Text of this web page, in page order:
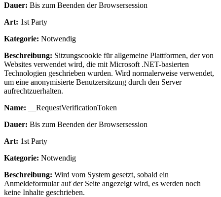
Dauer: Bis zum Beenden der Browsersession
Art: 1st Party
Kategorie: Notwendig
Beschreibung: Sitzungscookie für allgemeine Plattformen, der von
Websites verwendet wird, die mit Microsoft .NET-basierten
Technologien geschrieben wurden. Wird normalerweise verwendet,
um eine anonymisierte Benutzersitzung durch den Server
aufrechtzuerhalten.
Name: __RequestVerificationToken
Dauer: Bis zum Beenden der Browsersession
Art: 1st Party
Kategorie: Notwendig
Beschreibung: Wird vom System gesetzt, sobald ein
Anmeldeformular auf der Seite angezeigt wird, es werden noch
keine Inhalte geschrieben.